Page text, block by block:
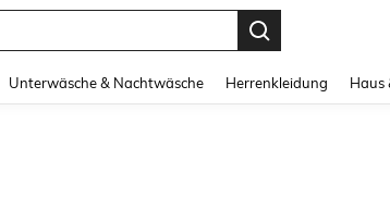
Unterwäsche & Nachtwäsche Herrenkleidung Haus